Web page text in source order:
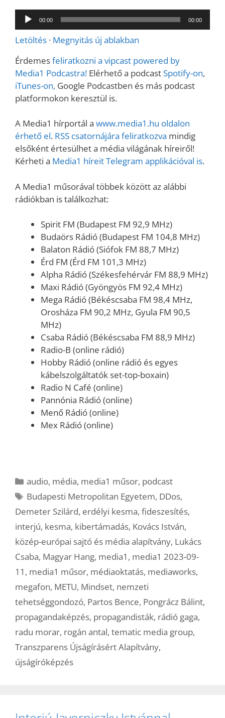
Audió
lejátszó
00:00 00:00
Letöltés · Megnyitás új ablakban
Érdemesfeliratkozni a vipcast powered by
Media1 Podcastra! Elérhető a podcastSpotify-on,
iTunes-on, Google Podcastben és más podcast
platformokon keresztül is.
A Media1 hírportál a www.media1.hu oldalon
érhető el. RSS csatornájára feliratkozva mindig
elsőként értesülhet a média világának híreiről!
Kérheti a Media1 híreit Telegram applikációval is.
A Media1 műsorával többek között az alábbi
rádiókban is találkozhat:
Spirit FM (Budapest FM 92,9 MHz)
Budaörs Rádió (Budapest FM 104,8 MHz)
Balaton Rádió (Siófok FM 88,7 MHz)
Érd FM (Érd FM 101,3 MHz)
Alpha Rádió (Székesfehérvár FM 88,9 MHz)
Maxi Rádió (Gyöngyös FM 92,4 MHz)
Mega Rádió (Békéscsaba FM 98,4 MHz,
Orosháza FM 90,2 MHz, Gyula FM 90,5
MHz)
Csaba Rádió (Békéscsaba FM 88,9 MHz)
Radio-B (online rádió)
Hobby Rádió (online rádió és egyes
kábelszolgáltatók set-top-boxain)
Radio N Café (online)
Pannónia Rádió (online)
Menő Rádió (online)
Mex Rádió (online)
Kategória
audio, média, media1 műsor, podcast
Címkék
Budapesti Metropolitan Egyetem, DDos,
Demeter Szilárd, erdélyi kesma, fideszesítés,
interjú, kesma, kibertámadás, Kovács István,
közép-európai sajtó és média alapítvány, Lukács
Csaba, Magyar Hang, media1 , media1 2023-09-
11 , media1 műsor, médiaoktatás, mediaworks,
megafon, METU, Mindset, nemzeti
tehetséggondozó, Partos Bence, Pongrácz Bálint,
propagandaképzés, propagandisták, rádió gaga,
radu morar, rogán antal, tematic media group,
Transzparens Újságírásért Alapítvány,
újságíróképzés